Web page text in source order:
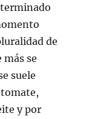
de
más se
suele
y por